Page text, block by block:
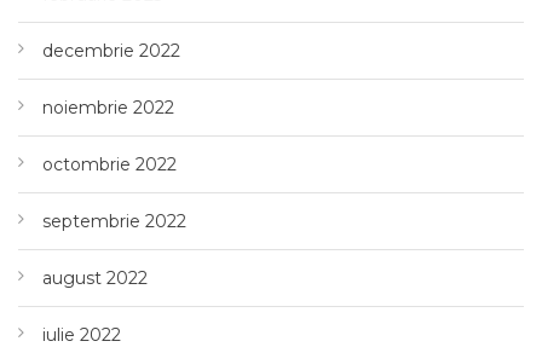
decembrie 2022
noiembrie 2022
octombrie 2022
septembrie 2022
august 2022
iulie 2022